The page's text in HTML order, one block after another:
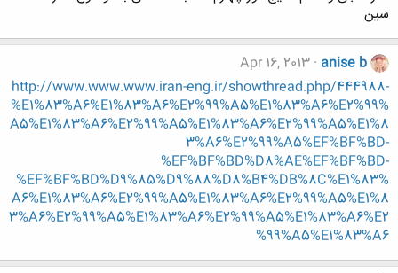
سین
anise b
Apr 16, 2013
http://www.www.www.iran-eng.ir/showthread.php/444988-
%E1%83%A6%E1%83%A6%E2%99%A5%E1%83%A6%E2%99%
A5%E1%83%A6%E2%99%A5%E1%83%A6%E2%99%A5%E1%8
3%A6%E2%99%A5%EF%BF%BD-
%EF%BF%BD%D8%AE%EF%BF%BD-
%EF%BF%BD%D9%85%D9%88%D8%B4%DB%8C%E1%83%
A6%E1%83%A6%E2%99%A5%E1%83%A6%E2%99%A5%E1%8
3%A6%E2%99%A5%E1%83%A6%E2%99%A5%E1%83%A6%E2
%99%A5%E1%83%A6